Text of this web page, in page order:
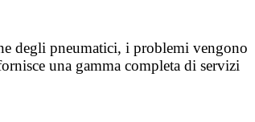
degli pneumatici, i problemi vengono
una gamma completa di servizi